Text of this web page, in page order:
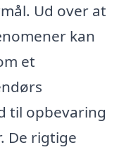
Ud over at
kan
et
til opbevaring
De rigtige